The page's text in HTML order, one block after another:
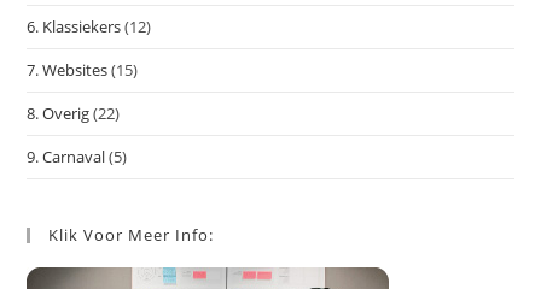
6. Klassiekers(12)
7. Websites(15)
8. Overig(22)
9. Carnaval(5)
Klik Voor Meer Info: